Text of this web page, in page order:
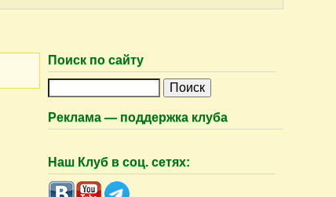
Поиск по сайту
и
к
Реклама — поддержка клуба
Наш Клуб в соц. сетях: